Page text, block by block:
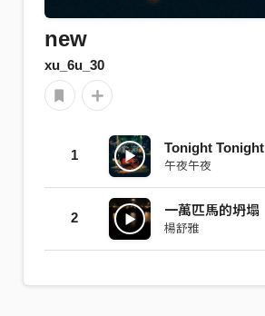
new
xu_6u_30
1 Tonight Tonight
午夜午夜
2 一萬匹馬的坍塌
楊舒雅